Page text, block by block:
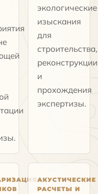
экологические
изыскания
для
строительства,
реконструкции
и
прохождения
экспертизы.
АКУСТИЧЕСКИЕ
РАСЧЕТЫ И